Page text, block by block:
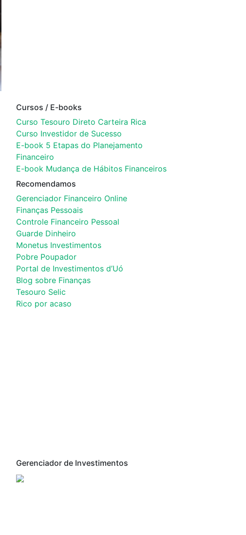
Cursos / E-books
Curso Tesouro Direto Carteira Rica
Curso Investidor de Sucesso
E-book 5 Etapas do Planejamento
Financeiro
E-book Mudança de Hábitos Financeiros
Recomendamos
Gerenciador Financeiro Online
Finanças Pessoais
Controle Financeiro Pessoal
Guarde Dinheiro
Monetus Investimentos
Pobre Poupador
Portal de Investimentos d’Uó
Blog sobre Finanças
Tesouro Selic
Rico por acaso
Gerenciador de Investimentos